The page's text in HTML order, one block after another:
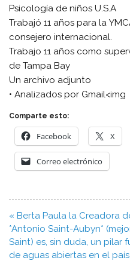
Psicología de niños U.S.A
Trabajó 11 años para la
consejero internacional.
Trabajo 11 años como
de Tampa Bay
Un archivo adjunto
• Analizados por Gmail<img
Comparte esto:
Facebook X
Correo electrónico
Navegación
de
entradas
« Berta Paula la Creadora
*Antonio Saint-Aubyn*
Saint) es, sin duda, un
de aguas abiertas en el